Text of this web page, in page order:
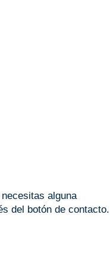
alguna
del botón de contacto.